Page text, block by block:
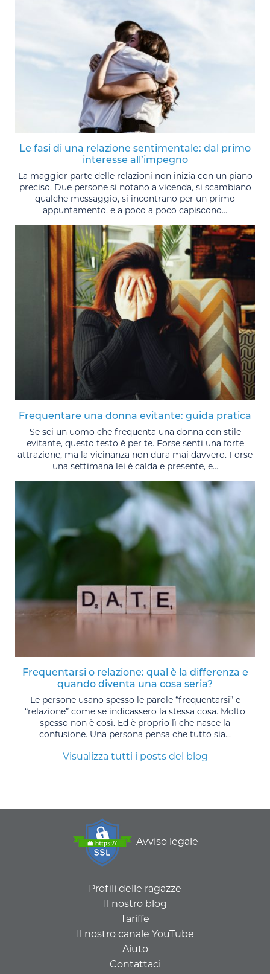
Le fasi di una relazione sentimentale: dal primo
interesse all’impegno
La maggior parte delle relazioni non inizia con un piano
preciso. Due persone si notano a vicenda, si scambiano
qualche messaggio, si incontrano per un primo
appuntamento, e a poco a poco capiscono...
Frequentare una donna evitante: guida pratica
Se sei un uomo che frequenta una donna con stile
evitante, questo testo è per te. Forse senti una forte
attrazione, ma la vicinanza non dura mai davvero. Forse
una settimana lei è calda e presente, e...
Frequentarsi o relazione: qual è la differenza e
quando diventa una cosa seria?
Le persone usano spesso le parole “frequentarsi” e
“relazione” come se indicassero la stessa cosa. Molto
spesso non è così. Ed è proprio lì che nasce la
confusione. Una persona pensa che tutto sia...
Visualizza tutti i posts del blog
Avviso legale
Profili delle ragazze
Il nostro blog
Tariffe
Il nostro canale YouTube
Aiuto
Contattaci